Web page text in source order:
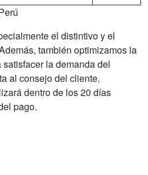
el distintivo y el
también optimizamos la
la demanda del
al consejo del cliente.
dentro de los 20 días
pago.